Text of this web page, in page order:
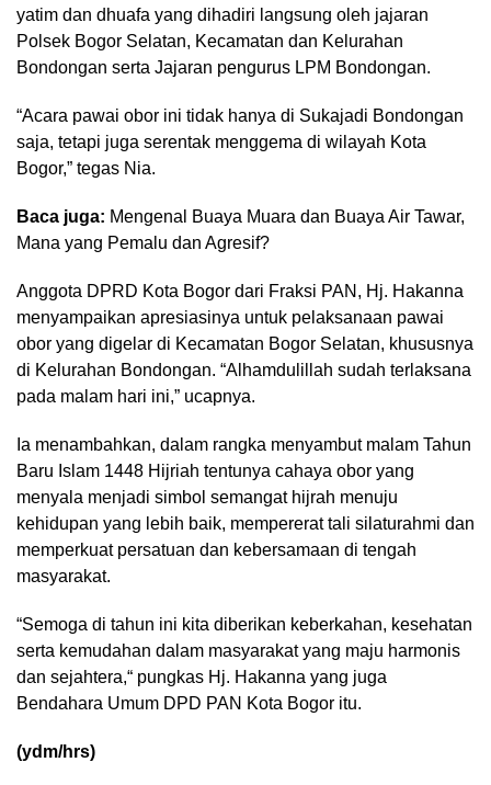
yatim dan dhuafa yang dihadiri langsung oleh jajaran
Polsek Bogor Selatan, Kecamatan dan Kelurahan
Bondongan serta Jajaran pengurus LPM Bondongan.
“Acara pawai obor ini tidak hanya di Sukajadi Bondongan
saja, tetapi juga serentak menggema di wilayah Kota
Bogor,” tegas Nia.
Baca juga: Mengenal Buaya Muara dan Buaya Air Tawar,
Mana yang Pemalu dan Agresif?
Anggota DPRD Kota Bogor dari Fraksi PAN, Hj. Hakanna
menyampaikan apresiasinya untuk pelaksanaan pawai
obor yang digelar di Kecamatan Bogor Selatan, khususnya
di Kelurahan Bondongan. “Alhamdulillah sudah terlaksana
pada malam hari ini,” ucapnya.
Ia menambahkan, dalam rangka menyambut malam Tahun
Baru Islam 1448 Hijriah tentunya cahaya obor yang
menyala menjadi simbol semangat hijrah menuju
kehidupan yang lebih baik, mempererat tali silaturahmi dan
memperkuat persatuan dan kebersamaan di tengah
masyarakat.
“Semoga di tahun ini kita diberikan keberkahan, kesehatan
serta kemudahan dalam masyarakat yang maju harmonis
dan sejahtera,“ pungkas Hj. Hakanna yang juga
Bendahara Umum DPD PAN Kota Bogor itu.
(ydm/hrs)